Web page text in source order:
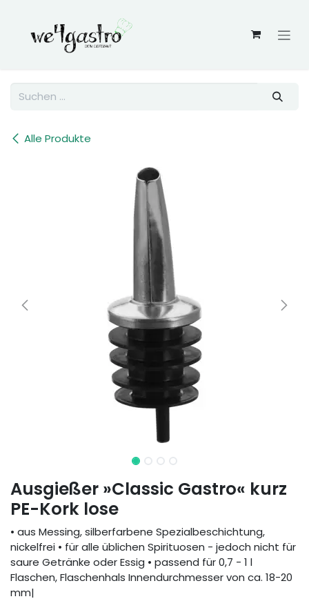
Alle Produkte
Ausgießer »Classic Gastro« kurz
PE-Kork lose
• aus Messing, silberfarbene Spezialbeschichtung,
nickelfrei • für alle üblichen Spirituosen - jedoch nicht für
saure Getränke oder Essig • passend für 0,7 - 1 l
Flaschen, Flaschenhals Innendurchmesser von ca. 18-20
mm|